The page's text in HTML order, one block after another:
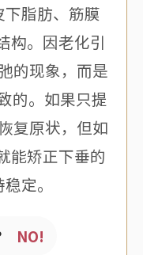
脂肪、筋膜
构。因老化引
的现象，而是
的。如果只提
复原状，但如
能矫正下垂的
定。
NO!